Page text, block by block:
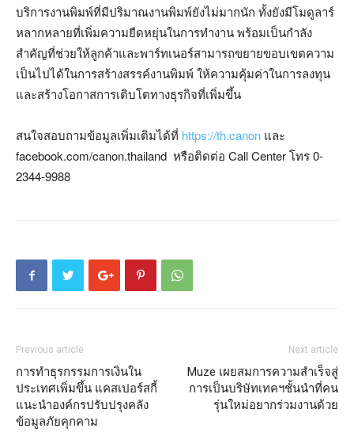
บริการงานพิมพ์ที่มีปริมาณงานพิมพ์ยังไม่มากนัก ทั้งยังมีโมดูลาร์
หลากหลายที่เพิ่มความยืดหยุ่นในการทำงาน พร้อมเป็นกำลัง
สำคัญที่ช่วยให้ลูกค้าและพาร์ทเนอร์สามารถขยายขอบเขตความ
เป็นไปได้ในการสร้างสรรค์งานพิมพ์ ให้ความคุ้มค่าในการลงทุน
และสร้างโอกาสการเติบโตทางธุรกิจที่เพิ่มขึ้น
สนใจสอบถามข้อมูลเพิ่มเติมได้ที่ https://th.canon และ
facebook.com/canon.thailand หรือติดต่อ Call Center โทร 0-
2344-9988
Previous article
การทำธุรกรรมการเงินใน
ประเทศเพิ่มขึ้น แคสเปอร์สกี้
แนะนำองค์กรปรับปรุงคลัง
ข้อมูลภัยคุกคาม
Next article
Muze เผยสมการความสำเร็จสู่
การเป็นบริษัทเทคฯชั้นนำที่คน
รุ่นใหม่อยากร่วมงานด้วย